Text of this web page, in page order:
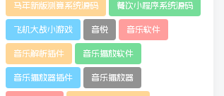
马年新版测算系统源码 餐饮小程序系统源码
飞机大战小游戏 音悦 音乐软件
音乐解析插件 音乐播放软件
音乐播放器插件 音乐播放器